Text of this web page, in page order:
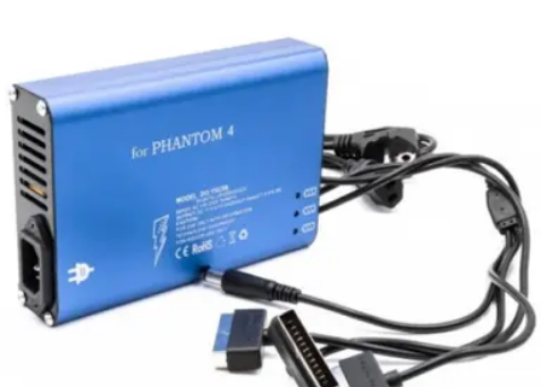
OptimisationOptimisation de
Technologie Applications
Connexion Rapide